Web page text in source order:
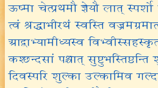
ऊष्मा चेत्प्रथमौ ज्ञेयौ लात्
त्वं श्रद्धाभीरथं स्वस्ति
आद्वाभ्यामीध्यस्व
कश्छन्दसां पश्चात्
दिवस्परि शुल्का उल्कामिव